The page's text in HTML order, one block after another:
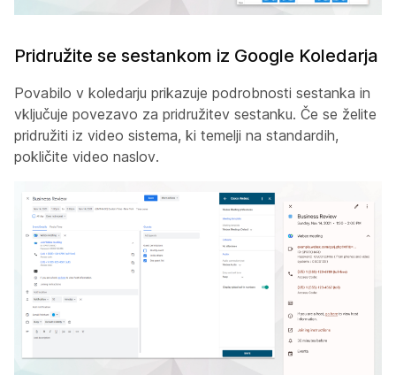
Pridružite se sestankom iz Google Koledarja
Povabilo v koledarju prikazuje podrobnosti sestanka in
vključuje povezavo za pridružitev sestanku. Če se želite
pridružiti iz video sistema, ki temelji na standardih,
pokličite video naslov.